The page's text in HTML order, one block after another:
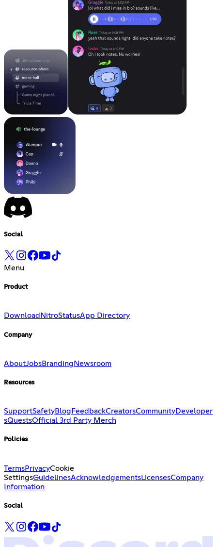
Social
Menu
Product
Download NitroStatusApp Directory
Company
AboutJobsBranding Newsroom
Resources
SupportSafetyBlog FeedbackCreatorsCommunityDeveloper
sQuestsOfficial 3rd Party Merch
Policies
TermsPrivacyCookie
SettingsGuidelinesAcknowledgementsLicensesCompany
Information
Social